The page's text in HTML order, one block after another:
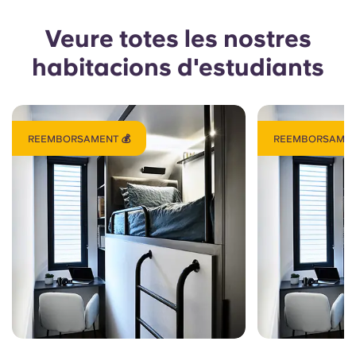
Veure totes les nostres
habitacions d'estudiants
REEMBORSAMENT 💰